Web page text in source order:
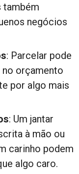
também
negócios
: Parcelar pode
no orçamento
por algo mais
: Um jantar
à mão ou
carinho podem
algo caro.